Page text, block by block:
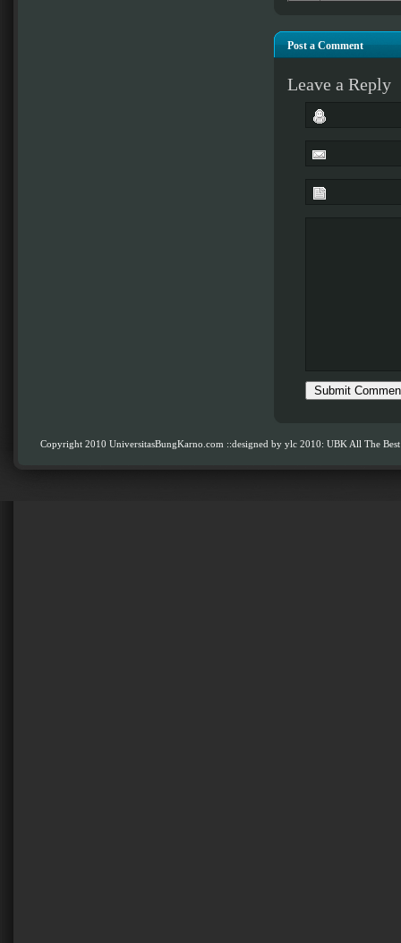
Post a Comment
Leave a Reply
Copyright 2010 UniversitasBungKarno.com ::designed by ylc 2010: UBK All The Best